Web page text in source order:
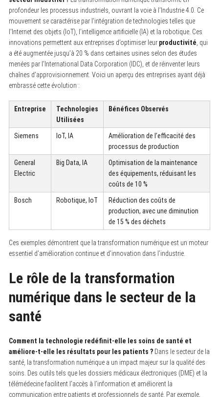
profondeur les processus industriels, ouvrant la voie à l’Industrie 4.0. Ce
mouvement se caractérise par l’intégration de technologies telles que
l’Internet des objets (IoT), l’intelligence artificielle (IA) et la robotique. Ces
innovations permettent aux entreprises d’optimiser leur productivité, qui
a été augmentée jusqu’à 20 % dans certaines usines selon des études
menées par l’International Data Corporation (IDC), et de réinventer leurs
chaînes d’approvisionnement. Voici un aperçu des entreprises ayant déjà
embrassé cette évolution :
Entreprise
Technologies
Utilisées
Bénéfices Observés
Siemens IoT, IA
Amélioration de l’efficacité des
processus de production
General
Electric
Big Data, IA
Optimisation de la maintenance
des équipements, réduisant les
coûts de 10 %
Bosch Robotique, IoT
Réduction des coûts de
production, avec une diminution
de 15 % des déchets
Ces exemples démontrent que la transformation numérique est un moteur
essentiel d’amélioration continue et d’innovation dans l’industrie.
Le rôle de la transformation
numérique dans le secteur de la
santé
Comment la technologie redéfinit-elle les soins de santé et
améliore-t-elle les résultats pour les patients ?Dans le secteur de la
santé, la transformation numérique a un impact majeur sur la qualité des
soins. Des outils tels que les dossiers médicaux électroniques (DME) et la
télémédecine facilitent l’accès à l’information et améliorent la
communication entre patients et professionnels de santé. Par exemple,